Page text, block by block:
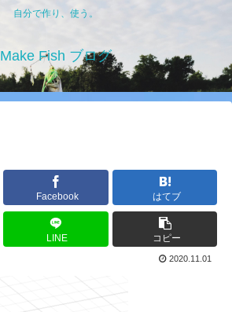
自分で作り、使う。
Make Fish ブログ
Facebook はてブ
LINE コピー
2020.11.01